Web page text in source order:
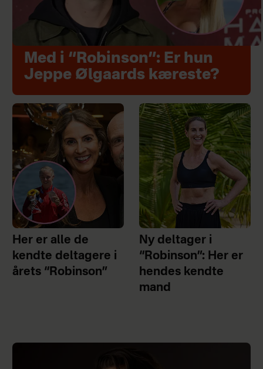
Med i “Robinson”: Er hun
Jeppe Ølgaards kæreste?
Her er alle de
kendte deltagere i
årets “Robinson”
Ny deltager i
“Robinson”: Her er
hendes kendte
mand